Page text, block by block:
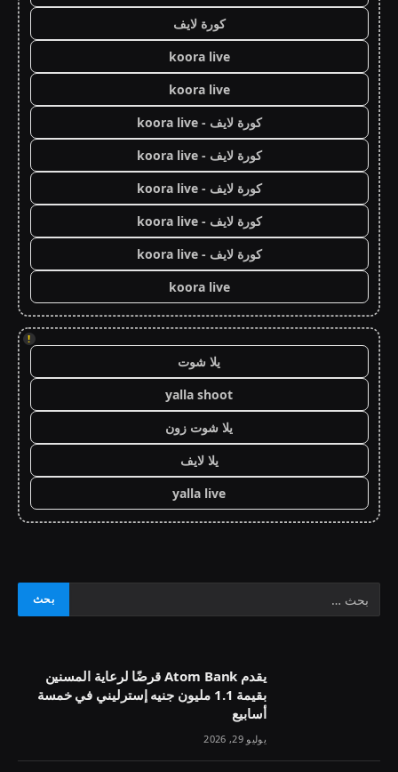
كورة لايف
koora live
koora live
كورة لايف - koora live
كورة لايف - koora live
كورة لايف - koora live
كورة لايف - koora live
كورة لايف - koora live
koora live
!
يلا شوت
yalla shoot
يلا شوت زون
يلا لايف
yalla live
يقدم Atom Bank قرضًا لرعاية المسنين
بقيمة 1.1 مليون جنيه إسترليني في خمسة
أسابيع
يوليو 29, 2026